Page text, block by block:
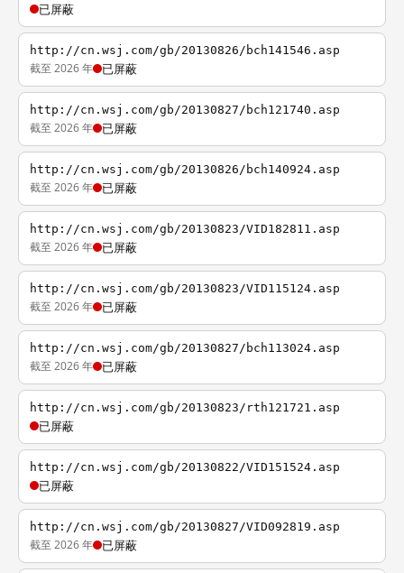
已屏蔽
http://cn.wsj.com/gb/20130826/bch141546.asp
截至 2026 年 已屏蔽
http://cn.wsj.com/gb/20130827/bch121740.asp
截至 2026 年 已屏蔽
http://cn.wsj.com/gb/20130826/bch140924.asp
截至 2026 年 已屏蔽
http://cn.wsj.com/gb/20130823/VID182811.asp
截至 2026 年 已屏蔽
http://cn.wsj.com/gb/20130823/VID115124.asp
截至 2026 年 已屏蔽
http://cn.wsj.com/gb/20130827/bch113024.asp
截至 2026 年 已屏蔽
http://cn.wsj.com/gb/20130823/rth121721.asp
已屏蔽
http://cn.wsj.com/gb/20130822/VID151524.asp
已屏蔽
http://cn.wsj.com/gb/20130827/VID092819.asp
截至 2026 年 已屏蔽